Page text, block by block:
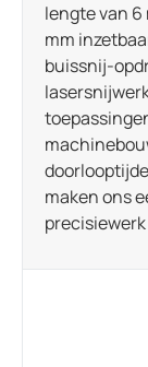
lengte van 6
mm
buissnij-
maken ons